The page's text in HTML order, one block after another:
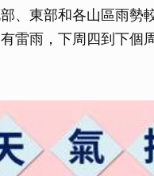
、東部和各山區雨勢
雷雨，下周四到下個